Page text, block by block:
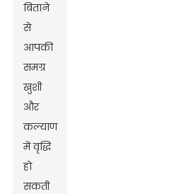
बिताने
से
आपकी
समग्र
खुशी
और
कल्याण
में वृद्धि
हो
सकती